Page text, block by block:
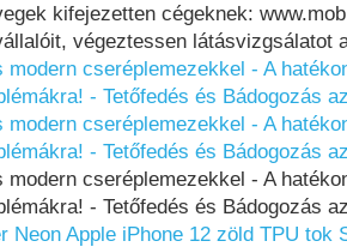
kifejezetten cégeknek:
végeztessen látásvizgsálatot
modern cseréplemezekkel - A
- Tetőfedés és Bádogozás
modern cseréplemezekkel - A
- Tetőfedés és Bádogozás
modern cseréplemezekkel - A
- Tetőfedés és Bádogozás
Neon Apple iPhone 12 zöld TPU tok